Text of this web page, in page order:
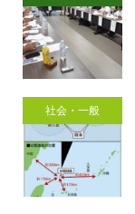
社会・一般